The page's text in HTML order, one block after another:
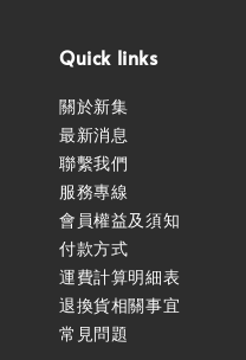
Quick links
關於新集
最新消息
聯繫我們
服務專線
會員權益及須知
付款方式
運費計算明細表
退換貨相關事宜
常見問題